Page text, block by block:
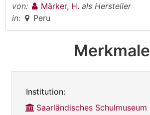
von:
Märker, H. als Hersteller
in:
Peru
Merkmale
Institution:
Saarländisches Schulmuseum